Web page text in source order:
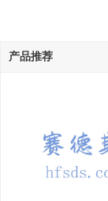
产品推荐